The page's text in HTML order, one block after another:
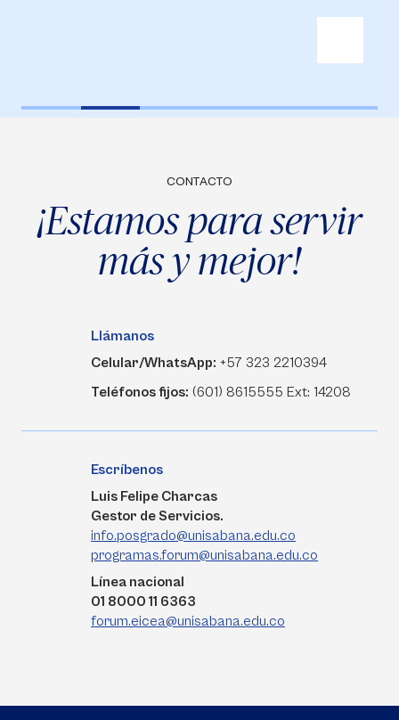
CONTACTO
¡Estamos para servir
más y mejor!
Llámanos
Celular/WhatsApp: +57 323 2210394
Teléfonos fijos: (601) 8615555 Ext: 14208
Escríbenos
Luis Felipe Charcas
Gestor de Servicios.
info.posgrado@unisabana.edu.co
programas.forum@unisabana.edu.co
Línea nacional
01 8000 11 6363
forum.eicea@unisabana.edu.co